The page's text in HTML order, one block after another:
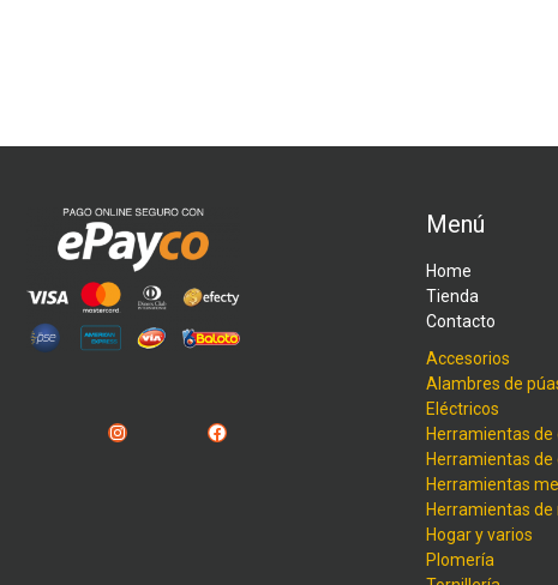
Instagram Facebook
Menú
Home
Tienda
Contacto
Accesorios
Alambres de
Eléctricos
Herramientas de
Herramientas de
Herramientas
Herramientas de
Hogar y varios
Plomería